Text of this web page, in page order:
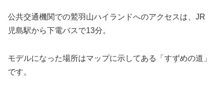
公共交通機関での鷲羽山ハイランドへのアクセスは、JR
児島駅から下電バスで13分。
モデルになった場所はマップに示してある「すずめの道」
です。